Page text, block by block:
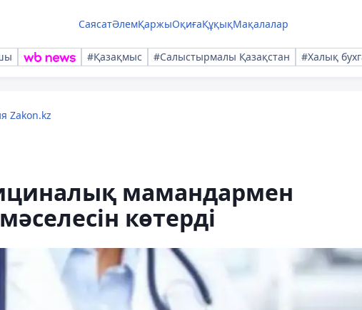
СаясатӘлемҚаржыОқиғаҚұқықМақалалар
#Қазақмыс #Салыстырмалы Қазақстан #Халық
Zakon.kz
мамандармен
көтерді